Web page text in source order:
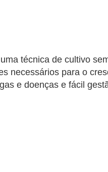
técnica de cultivo
necessários para o
e doenças e fácil